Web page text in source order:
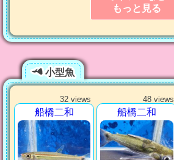
もっと見る
小型魚
32 views
船橋二和
48 views
船橋二和